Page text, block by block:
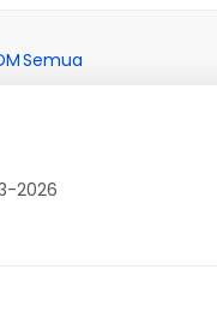
Semua
2026